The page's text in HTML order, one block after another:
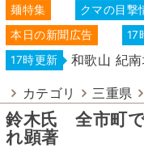
麺特集 クマの目撃
本日の新聞広告 17
17時更新 和歌山 紀
カテゴリ 三重県
鈴木氏 全市町
れ顕著